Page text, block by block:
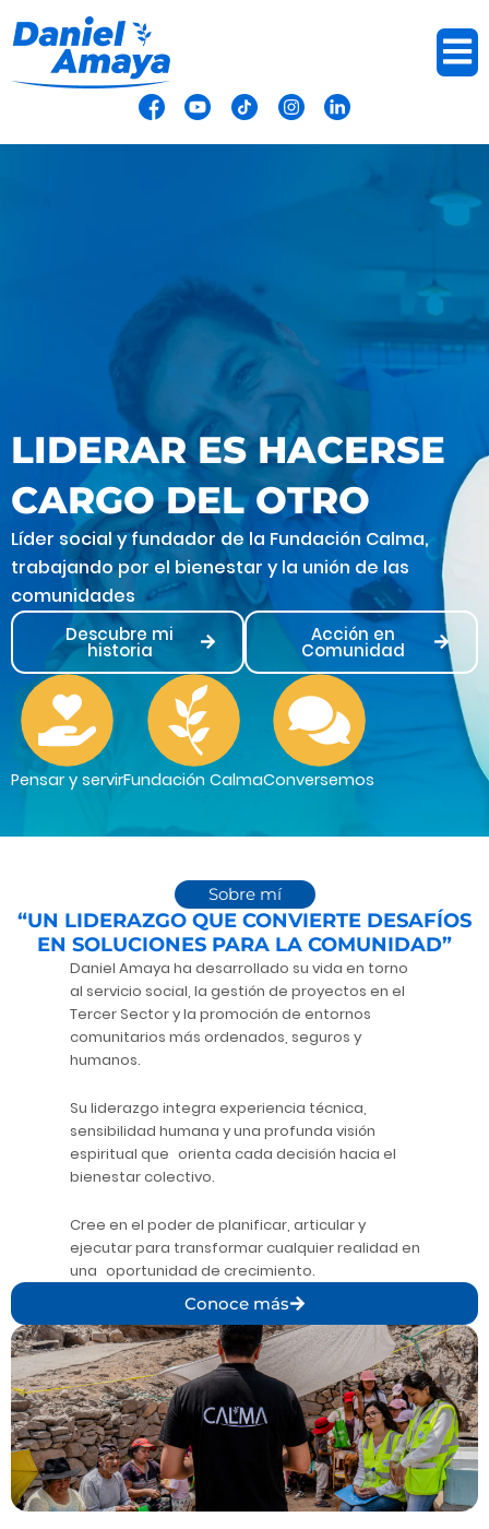
contenido
LIDERAR ES HACERSE
CARGO DEL OTRO
Líder social y fundador de la Fundación Calma,
trabajando por el bienestar y la unión de las
comunidades
Descubre mi
historia
Acción en
Comunidad
Pensar y servirFundación CalmaConversemos
Sobre mí
“UN LIDERAZGO QUE CONVIERTE DESAFÍOS
EN SOLUCIONES PARA LA COMUNIDAD”
Daniel Amaya ha desarrollado su vida en torno
al servicio social, la gestión de proyectos en el
Tercer Sector y la promoción de entornos
comunitarios más ordenados, seguros y
humanos.
Su liderazgo integra experiencia técnica,
sensibilidad humana y una profunda visión
espiritual que orienta cada decisión hacia el
bienestar colectivo.
Cree en el poder de planificar, articular y
ejecutar para transformar cualquier realidad en
una oportunidad de crecimiento.
Conoce más